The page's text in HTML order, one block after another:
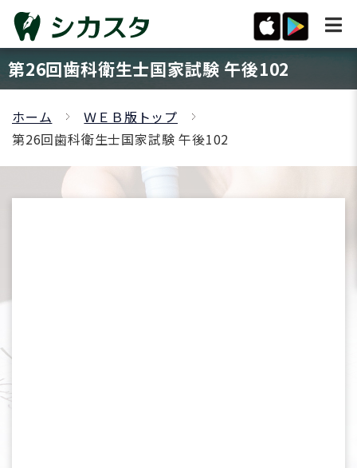
第26回歯科衛生士国家試験 午後102
ホーム
ＷＥＢ版トップ
第26回歯科衛生士国家試験 午後102